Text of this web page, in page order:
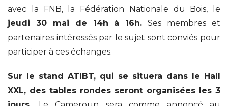
avec la FNB, la Fédération Nationale du Bois, le
jeudi 30 mai de 14h à 16h. Ses membres et
partenaires intéressés par le sujet sont conviés pour
participer à ces échanges.
Sur le stand ATIBT, qui se situera dans le Hall
XXL, des tables rondes seront organisées les 3